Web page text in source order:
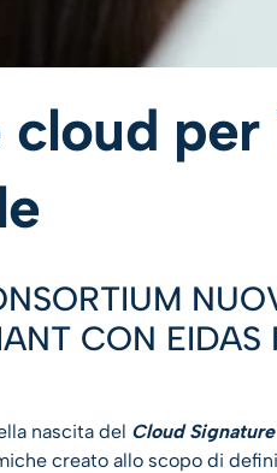
CON EIDAS
nascita del Cloud
creato allo scopo di